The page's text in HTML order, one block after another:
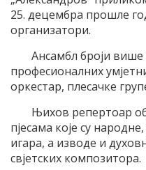
25. децембра прошле
организатори.
Ансамбл броји више
професионалних
оркестар, плесачке
Њихов репертоар
пјесама које су
игара, а изводе и
свјетских композитора.